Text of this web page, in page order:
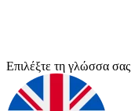
Επιλέξτε τη γλώσσα σας